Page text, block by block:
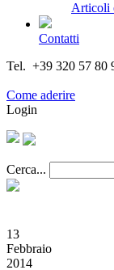
Articoli
Contatti
Tel. +39 320 57 80
Come aderire
Login
Cerca...
13
Febbraio
2014